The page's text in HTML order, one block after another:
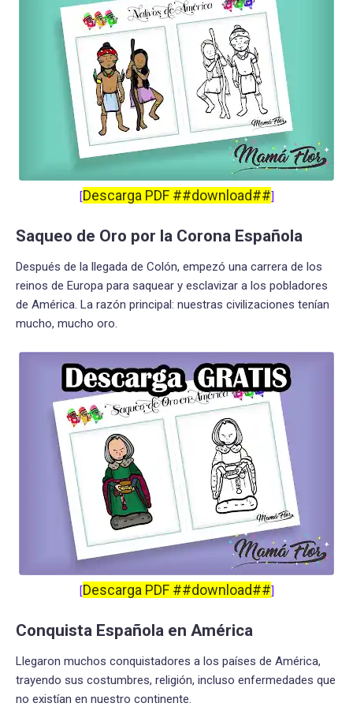
[Descarga PDF ##download##]
Saqueo de Oro por la Corona Española
Después de la llegada de Colón, empezó una carrera de los
reinos de Europa para saquear y esclavizar a los pobladores
de América. La razón principal: nuestras civilizaciones tenían
mucho, mucho oro.
[Descarga PDF ##download##]
Conquista Española en América
Llegaron muchos conquistadores a los países de América,
trayendo sus costumbres, religión, incluso enfermedades que
no existían en nuestro continente.